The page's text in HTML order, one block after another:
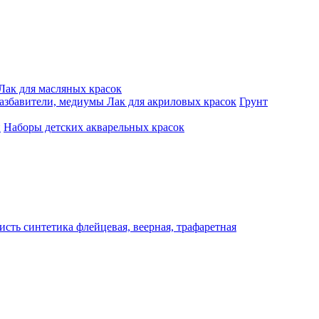
для масляных красок
медиумы Лак для акриловых красок Грунт
Наборы детских акварельных красок
синтетика флейцевая, веерная, трафаретная